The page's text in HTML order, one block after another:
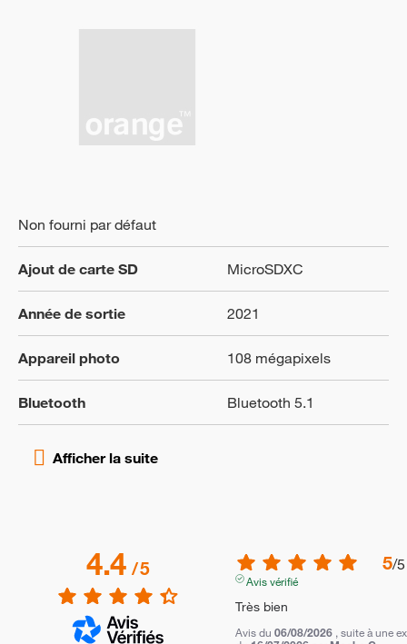
Non fourni par défaut
Ajout de carte SD MicroSDXC
Année de sortie 2021
Appareil photo 108 mégapixels
Bluetooth Bluetooth 5.1
4.4/5 5/5
Avis vérifié
Très bien
Avis du 06/08/2026 , suite à une